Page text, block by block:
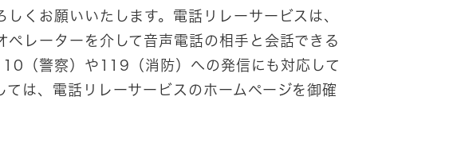
くお願いいたします。電話リレーサービスは、
ペレーターを介して音声電話の相手と会話できる
（警察）や119（消防）への発信にも対応して
は、電話リレーサービスのホームページを御確